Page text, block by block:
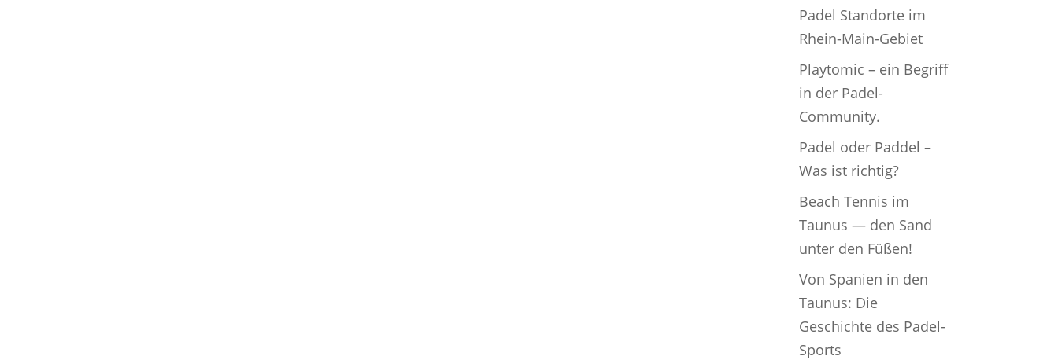
Padel Standorte im
Rhein-Main-Gebiet
Playtomic – ein Begriff
in der Padel-
Community.
Padel oder Paddel –
Was ist richtig?
Beach Tennis im
Taunus — den Sand
unter den Füßen!
Von Spanien in den
Taunus: Die
Geschichte des Padel-
Sports